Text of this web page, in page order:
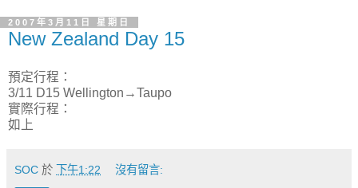
2007年3月11日 星期日
New Zealand Day 15
預定行程：
3/11 D15 Wellington→Taupo
實際行程：
如上
SOC 於 下午1:22 沒有留言: